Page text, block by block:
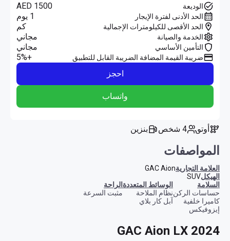
الوديعة AED 1500
الحد الأدنى لفترة الإيجار 1 يوم
الحد الأقصى للكيلومترات الإجمالية كم
الخدمة والصيانة مجاني
التأمين الأساسي مجاني
ضريبة القيمة المضافة الضريبة القابل للتطبيق
+5%
احجز
واتساب
أوتو 4 شخص بنزين
المواصفات
العلامة التجاريةGAC Aion
الهيكلSUV
السلامة
حساسات الركن
كاميرا خلفية
إيزوفيكس
الوسائط المتعددة
نظام الملاحة
آبل كار بلاي
الراحة
مثبت السرعة
GAC Aion LX 2024